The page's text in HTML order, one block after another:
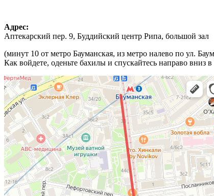
Адрес:
Аптекарский пер. 9, Буддийский центр Рипа, большой зал
(минут 10 от метро Бауманская, из метро налево по ул.
Как войдете, оденьте бахилы и спускайтесь направо